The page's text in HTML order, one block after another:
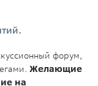
форум,
Желающие
на